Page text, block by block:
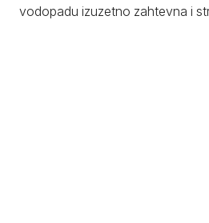
vodopadu izuzetno zahtevna i